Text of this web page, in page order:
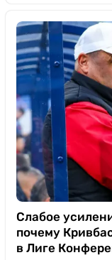
Слабое
почему
в Лиге